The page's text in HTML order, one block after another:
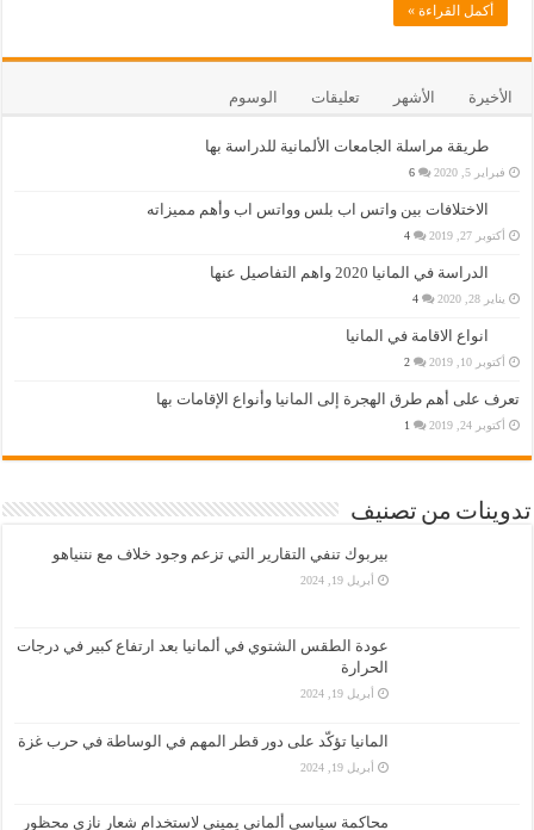
أكمل القراءة »
الأخيرة الأشهر تعليقات الوسوم
طريقة مراسلة الجامعات الألمانية للدراسة بها
فبراير 5, 2020 6
الاختلافات بين واتس اب بلس وواتس اب وأهم مميزاته
أكتوبر 27, 2019 4
الدراسة في المانيا 2020 واهم التفاصيل عنها
يناير 28, 2020 4
انواع الاقامة في المانيا
أكتوبر 10, 2019 2
تعرف على أهم طرق الهجرة إلى المانيا وأنواع الإقامات بها
أكتوبر 24, 2019 1
تدوينات من تصنيف
بيربوك تنفي التقارير التي تزعم وجود خلاف مع نتنياهو
أبريل 19, 2024
عودة الطقس الشتوي في ألمانيا بعد ارتفاع كبير في درجات
الحرارة
أبريل 19, 2024
المانيا تؤكّد على دور قطر المهم في الوساطة في حرب غزة
أبريل 19, 2024
محاكمة سياسي ألماني يميني لاستخدام شعار نازي محظور